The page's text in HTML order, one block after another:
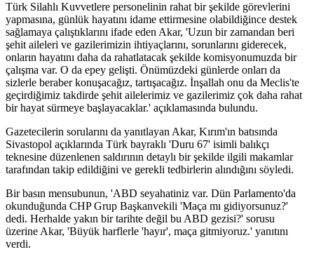
Türk Silahlı Kuvvetlere personelinin rahat bir şekilde görevlerini
yapmasına, günlük hayatını idame ettirmesine olabildiğince destek
sağlamaya çalıştıklarını ifade eden Akar, 'Uzun bir zamandan beri
şehit aileleri ve gazilerimizin ihtiyaçlarını, sorunlarını giderecek,
onların hayatını daha da rahatlatacak şekilde komisyonumuzda bir
çalışma var. O da epey gelişti. Önümüzdeki günlerde onları da
sizlerle beraber konuşacağız, tartışacağız. İnşallah onu da Meclis'te
geçirdiğimiz takdirde şehit ailelerimiz ve gazilerimiz çok daha rahat
bir hayat sürmeye başlayacaklar.' açıklamasında bulundu.
Gazetecilerin sorularını da yanıtlayan Akar, Kırım'ın batısında
Sivastopol açıklarında Türk bayraklı 'Duru 67' isimli balıkçı
teknesine düzenlenen saldırının detaylı bir şekilde ilgili makamlar
tarafından takip edildiğini ve gerekli tedbirlerin alındığını söyledi.
Bir basın mensubunun, 'ABD seyahatiniz var. Dün Parlamento'da
okunduğunda CHP Grup Başkanvekili 'Maça mı gidiyorsunuz?'
dedi. Herhalde yakın bir tarihte değil bu ABD gezisi?' sorusu
üzerine Akar, 'Büyük harflerle 'hayır', maça gitmiyoruz.' yanıtını
verdi.